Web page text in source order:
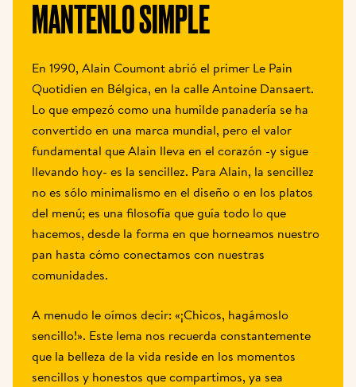
MANTENLO SIMPLE
En 1990, Alain Coumont abrió el primer Le Pain
Quotidien en Bélgica, en la calle Antoine Dansaert.
Lo que empezó como una humilde panadería se ha
convertido en una marca mundial, pero el valor
fundamental que Alain lleva en el corazón -y sigue
llevando hoy- es la sencillez. Para Alain, la sencillez
no es sólo minimalismo en el diseño o en los platos
del menú; es una filosofía que guía todo lo que
hacemos, desde la forma en que horneamos nuestro
pan hasta cómo conectamos con nuestras
comunidades.
A menudo le oímos decir: «¡Chicos, hagámoslo
sencillo!». Este lema nos recuerda constantemente
que la belleza de la vida reside en los momentos
sencillos y honestos que compartimos, ya sea